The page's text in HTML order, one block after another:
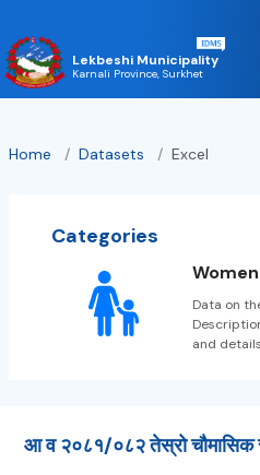
Lekbeshi Municipality
Karnali Province, Surkhet
Home / Datasets / Excel
Categories
Data on
and
आ व २०८१/०८२ तेस्रो चौमासिक